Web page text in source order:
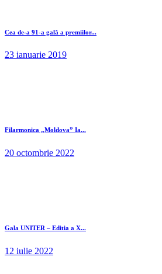
Cea de-a 91-a gală a premiilor...
23 ianuarie 2019
Filarmonica „Moldova” Ia...
20 octombrie 2022
Gala UNITER – Editia a X...
12 iulie 2022